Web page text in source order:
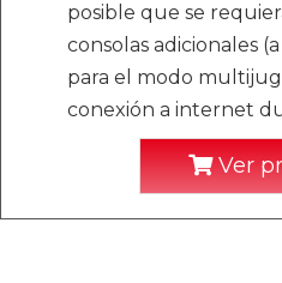
posible que se
consolas adicionales
para el modo
conexión a internet
Ver